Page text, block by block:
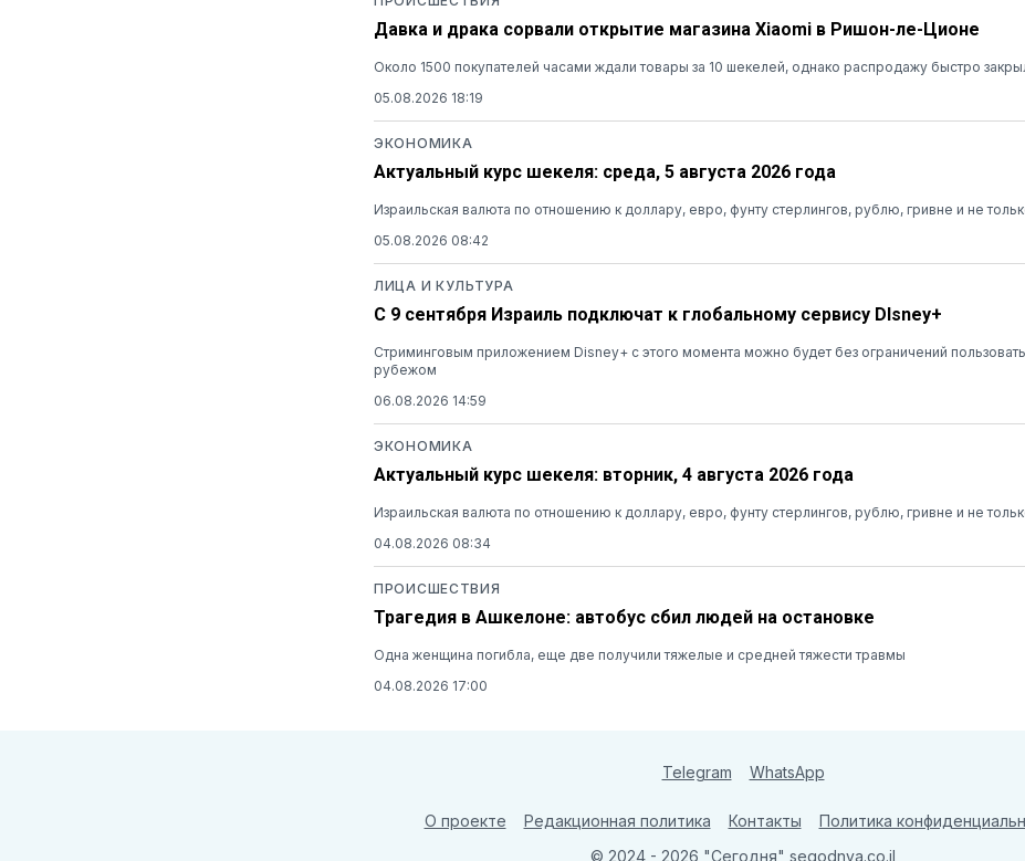
Давка и драка сорвали открытие магазина Xiaomi в Ришон-ле-Ционе
Около 1500 покупателей часами ждали товары за 10 шекелей, однако распродажу быстро
05.08.2026 18:19
ЭКОНОМИКА
Актуальный курс шекеля: среда, 5 августа 2026 года
Израильская валюта по отношению к доллару, евро, фунту стерлингов, рублю, гривне и не
05.08.2026 08:42
ЛИЦА И КУЛЬТУРА
С 9 сентября Израиль подключат к глобальному сервису DIsney+
Стриминговым приложением Disney+ с этого момента можно будет без ограничений
рубежом
06.08.2026 14:59
ЭКОНОМИКА
Актуальный курс шекеля: вторник, 4 августа 2026 года
Израильская валюта по отношению к доллару, евро, фунту стерлингов, рублю, гривне и не
04.08.2026 08:34
ПРОИСШЕСТВИЯ
Трагедия в Ашкелоне: автобус сбил людей на остановке
Одна женщина погибла, еще две получили тяжелые и средней тяжести травмы
04.08.2026 17:00
Telegram WhatsApp
О проекте Редакционная политика Контакты
Политика
© 2024 - 2026 "Сегодня" segodnya.co.il